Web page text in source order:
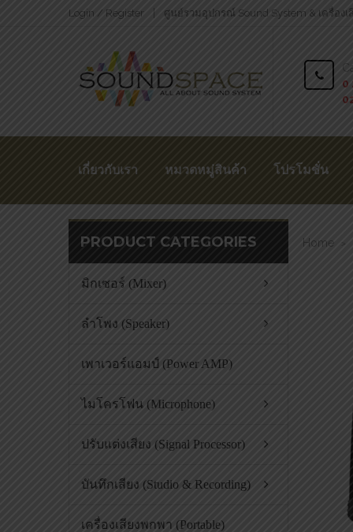
Login / Register ศูนย์รวมอุปกรณ์ Sound System & เครื่องเ
0
เกี่ยวกับเรา หมวดหมู่สินค้า โปรโมชั่น
PRODUCT CATEGORIES
มิกเซอร์ (Mixer)
ลำโพง (Speaker)
เพาเวอร์แอมป์ (Power AMP)
ไมโครโฟน (Microphone)
ปรับแต่งเสียง (Signal Processor)
บันทึกเสียง (Studio & Recording)
เครื่องเสียงพกพา (Portable)
Home >